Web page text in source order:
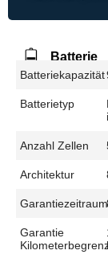
Batterie
Batteriekapazität
Batterietyp
Anzahl Zellen
Architektur
Garantiezeitraum
Garantie